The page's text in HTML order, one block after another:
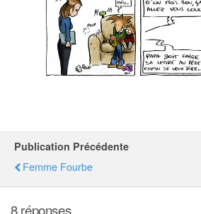
Publication Précédente
Femme Fourbe
8 réponses